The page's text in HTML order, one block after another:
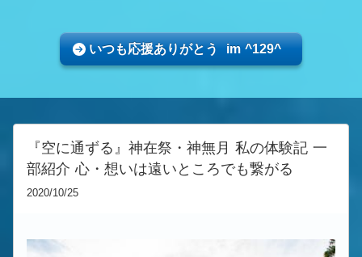
いつも応援ありがとう im ^129^
『空に通ずる』神在祭・神無月 私の体験記 一
部紹介 心・想いは遠いところでも繋がる
2020/10/25